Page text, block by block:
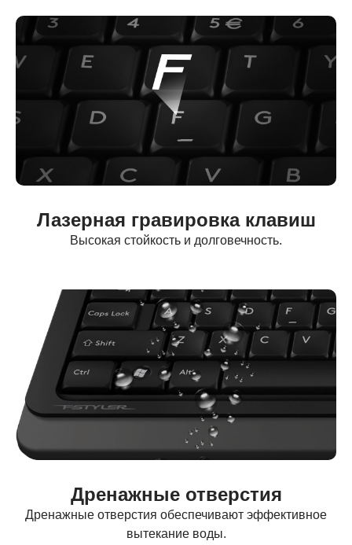
Лазерная гравировка клавиш
Высокая стойкость и долговечность.
Дренажные отверстия
Дренажные отверстия обеспечивают эффективное
вытекание воды.